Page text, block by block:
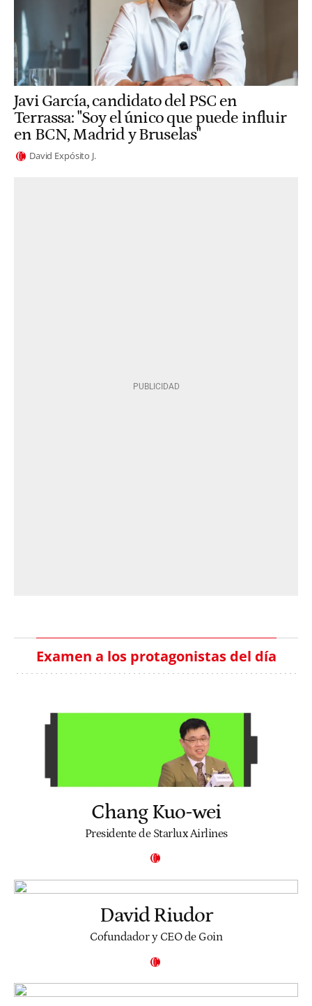
Javi García, candidato del PSC en
Terrassa: "Soy el único que puede influir
en BCN, Madrid y Bruselas"
David Expósito J.
Examen a los protagonistas del día
Chang Kuo-wei
Presidente de Starlux Airlines
David Riudor
Cofundador y CEO de Goin